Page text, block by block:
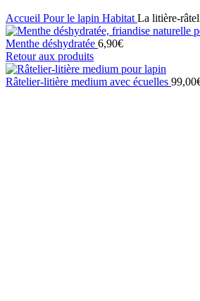
Accueil Pour le lapin Habitat La litière-
Menthe déshydratée 6,90€
Retour aux produits
Râtelier-litière medium avec écuelles 99,00